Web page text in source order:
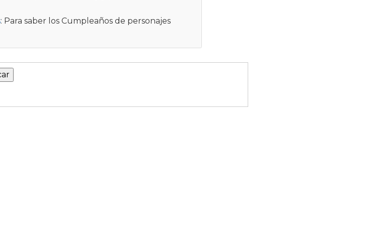
: Para saber los Cumpleaños de personajes